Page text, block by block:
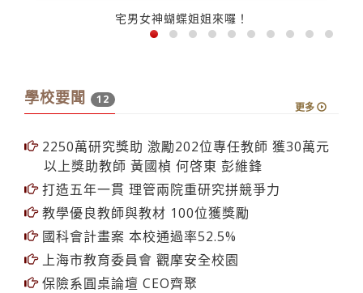
宅男女神蝴蝶姐姐來囉！
學校要聞 12
2250萬研究獎助 激勵202位專任教師 獲30萬元
以上獎助教師 黃國楨 何啓東 彭維鋒
打造五年一貫 理管兩院重研究拼競爭力